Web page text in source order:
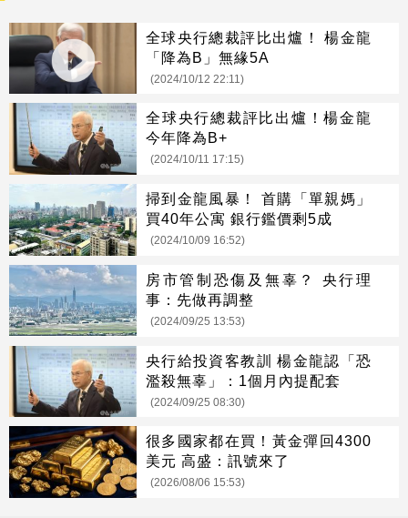
全球央行總裁評比出爐！ 楊金龍
「降為B」無緣5A
(2024/10/12 22:11)
全球央行總裁評比出爐！楊金龍
今年降為B+
(2024/10/11 17:15)
掃到金龍風暴！ 首購「單親媽」
買40年公寓 銀行鑑價剩5成
(2024/10/09 16:52)
房市管制恐傷及無辜？ 央行理
事：先做再調整
(2024/09/25 13:53)
央行給投資客教訓 楊金龍認「恐
濫殺無辜」：1個月內提配套
(2024/09/25 08:30)
很多國家都在買！黃金彈回4300
美元 高盛：訊號來了
(2026/08/06 15:53)